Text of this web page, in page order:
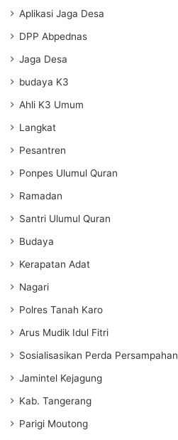
Aplikasi Jaga Desa
DPP Abpednas
Jaga Desa
budaya K3
Ahli K3 Umum
Langkat
Pesantren
Ponpes Ulumul Quran
Ramadan
Santri Ulumul Quran
Budaya
Kerapatan Adat
Nagari
Polres Tanah Karo
Arus Mudik Idul Fitri
Sosialisasikan Perda Persampahan
Jamintel Kejagung
Kab. Tangerang
Parigi Moutong